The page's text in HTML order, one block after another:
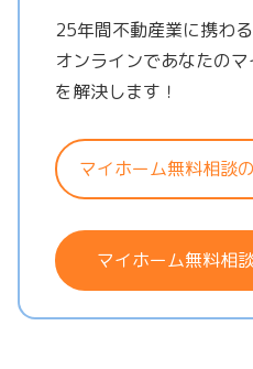
25年間不動産業に携わ
オンラインであなたの
を解決します！
マイホーム無料相談
マイホーム無料相